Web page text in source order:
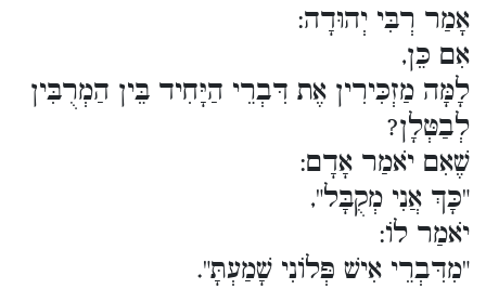
אָמַר רְבִּי יְהוּדָה:
אִם כֵּן,
לָמָּה מַזְכִּירִין אֶת דִּבְרֵי הַיָּחִיד בֵּין הַמְרֻבִּין
לְבַטְּלָן?
שֶׁאִם יֹאמַר אָדָם:
"כָּךְ אֲנִי מְקֻבָּל",
יֹאמַר לוֹ:
"מִדִּבְרֵי אִישׁ פְּלוֹנִי שָׁמַעְתָּ".